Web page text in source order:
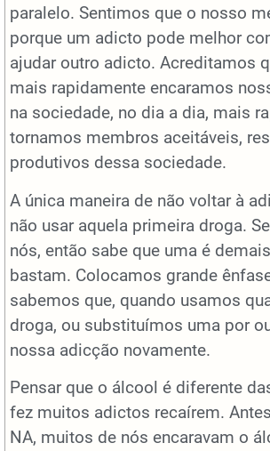
paralelo. Sentimos que o nosso
porque um adicto pode melhor
ajudar outro adicto. Acreditamos
mais rapidamente encaramos
na sociedade, no dia a dia, mais
tornamos membros aceitáveis,
produtivos dessa sociedade.
A única maneira de não voltar à
não usar aquela primeira droga.
nós, então sabe que uma é
bastam. Colocamos grande
sabemos que, quando usamos
droga, ou substituímos uma por
nossa adicção novamente.
Pensar que o álcool é diferente
fez muitos adictos recaírem.
NA, muitos de nós encaravam o